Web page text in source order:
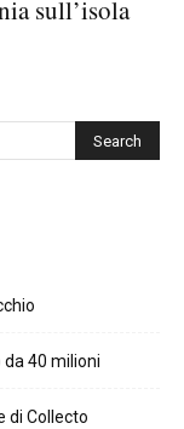
sull’isola
40 milioni
di Collecto